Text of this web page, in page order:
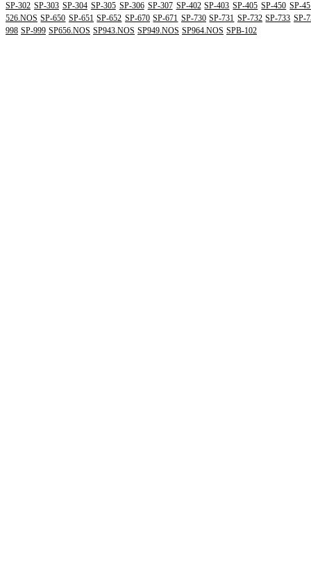
SP-302 SP-303 SP-304 SP-305 SP-306 SP-307 SP-402 SP-403 SP-405 SP-450 SP-
526.NOS SP-650 SP-651 SP-652 SP-670 SP-671 SP-730 SP-731 SP-732 SP-733 SP-
998 SP-999 SP656.NOS SP943.NOS SP949.NOS SP964.NOS SPB-102